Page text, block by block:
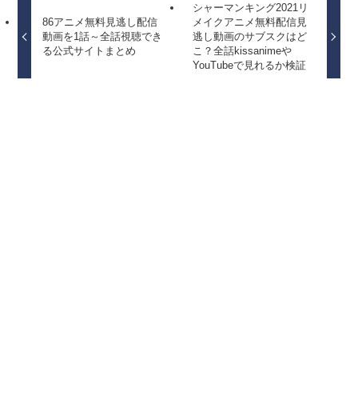
86アニメ無料見逃し配信
動画を1話～全話視聴でき
る公式サイトまとめ
シャーマンキング2021リ
メイクアニメ無料配信見
逃し動画のサブスクはど
こ？全話kissanimeや
YouTubeで見れるか検証